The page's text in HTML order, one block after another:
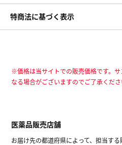
特商法に基づく表示
※価格は当サイトでの販売価格です。
なる場合がございますのでご了承くださ
医薬品販売店舗
お届け先の都道府県によって、担当す